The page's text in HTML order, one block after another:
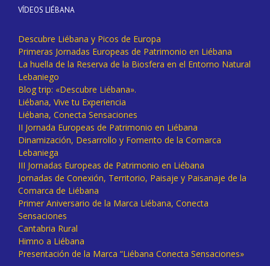
VÍDEOS LIÉBANA
Descubre Liébana y Picos de Europa
Primeras Jornadas Europeas de Patrimonio en Liébana
La huella de la Reserva de la Biosfera en el Entorno Natural
Lebaniego
Blog trip: «Descubre Liébana».
Liébana, Vive tu Experiencia
Liébana, Conecta Sensaciones
II Jornada Europeas de Patrimonio en Liébana
Dinamización, Desarrollo y Fomento de la Comarca
Lebaniega
III Jornadas Europeas de Patrimonio en Liébana
Jornadas de Conexión, Territorio, Paisaje y Paisanaje de la
Comarca de Liébana
Primer Aniversario de la Marca Liébana, Conecta
Sensaciones
Cantabria Rural
Himno a Liébana
Presentación de la Marca “Liébana Conecta Sensaciones»